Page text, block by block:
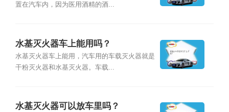
置在汽车内，因为医用酒精的酒...
水基灭火器车上能用吗？
水基灭火器车上能用，汽车用的车载灭火器就是
干粉灭火器和水基灭火器。车载...
水基灭火器可以放车里吗？